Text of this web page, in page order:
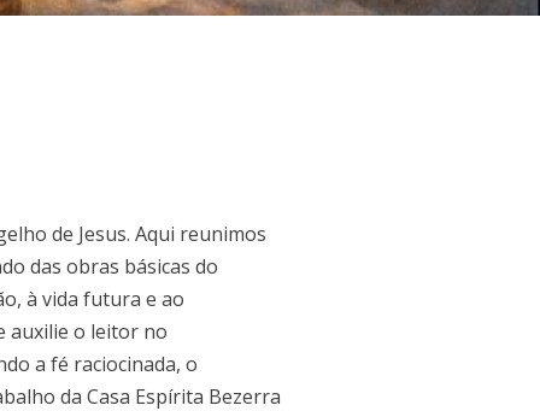
de Jesus. Aqui reunimos
das obras básicas do
à vida futura e ao
auxilie o leitor no
a fé raciocinada, o
da Casa Espírita Bezerra